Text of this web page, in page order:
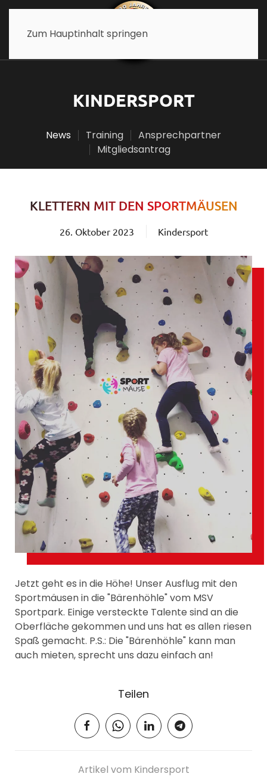
Zum Hauptinhalt springen
KINDERSPORT
News Training
Ansprechpartner
Mitgliedsantrag
KLETTERN MIT DEN SPORTMÄUSEN
26. Oktober 2023 Kindersport
Jetzt geht es in die Höhe! Unser Ausflug mit den
Sportmäusen in die "Bärenhöhle" vom MSV
Sportpark. Einige versteckte Talente sind an die
Oberfläche gekommen und uns hat es allen riesen
Spaß gemacht. P.S.: Die "Bärenhöhle" kann man
auch mieten, sprecht uns dazu einfach an!
Teilen
Artikel vom Kindersport